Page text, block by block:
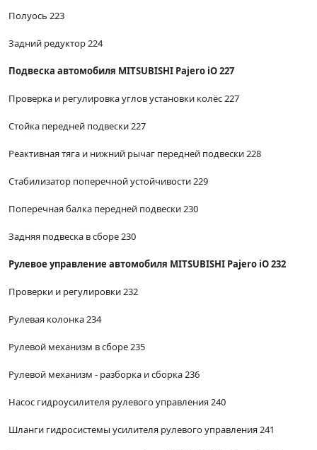
Полуось 223
Задний редуктор 224
Подвеска автомобиля MITSUBISHI Pajero iO 227
Проверка и регулировка углов установки колёс 227
Стойка передней подвески 227
Реактивная тяга и нижний рычаг передней подвески 228
Стабилизатор поперечной устойчивости 229
Поперечная балка передней подвески 230
Задняя подвеска в сборе 230
Рулевое управление автомобиля MITSUBISHI Pajero iO 232
Проверки и регулировки 232
Рулевая колонка 234
Рулевой механизм в сборе 235
Рулевой механизм - разборка и сборка 236
Насос гидроусилителя рулевого управления 240
Шланги гидросистемы усилителя рулевого управления 241